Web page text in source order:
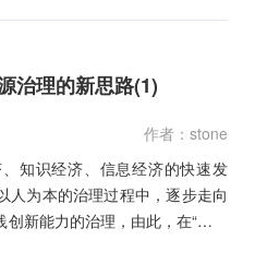
治理的新思路(1)
作者：stone
知识经济、信息经济的快速发
人为本的治理过程中，逐步走向
新能力的治理，由此，在“以人